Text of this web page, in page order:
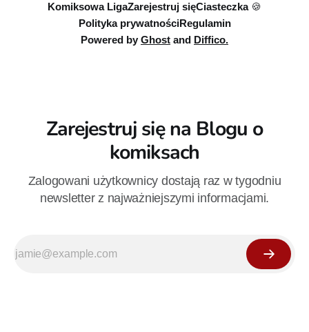
Komiksowa LigaZarejestruj sięCiasteczka 🍪
Polityka prywatnościRegulamin
Powered by Ghost and Diffico.
Zarejestruj się na Blogu o
komiksach
Zalogowani użytkownicy dostają raz w tygodniu
newsletter z najważniejszymi informacjami.